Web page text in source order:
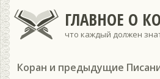
ГЛАВНОЕ О
что каждый должен
Коран и предыдущие